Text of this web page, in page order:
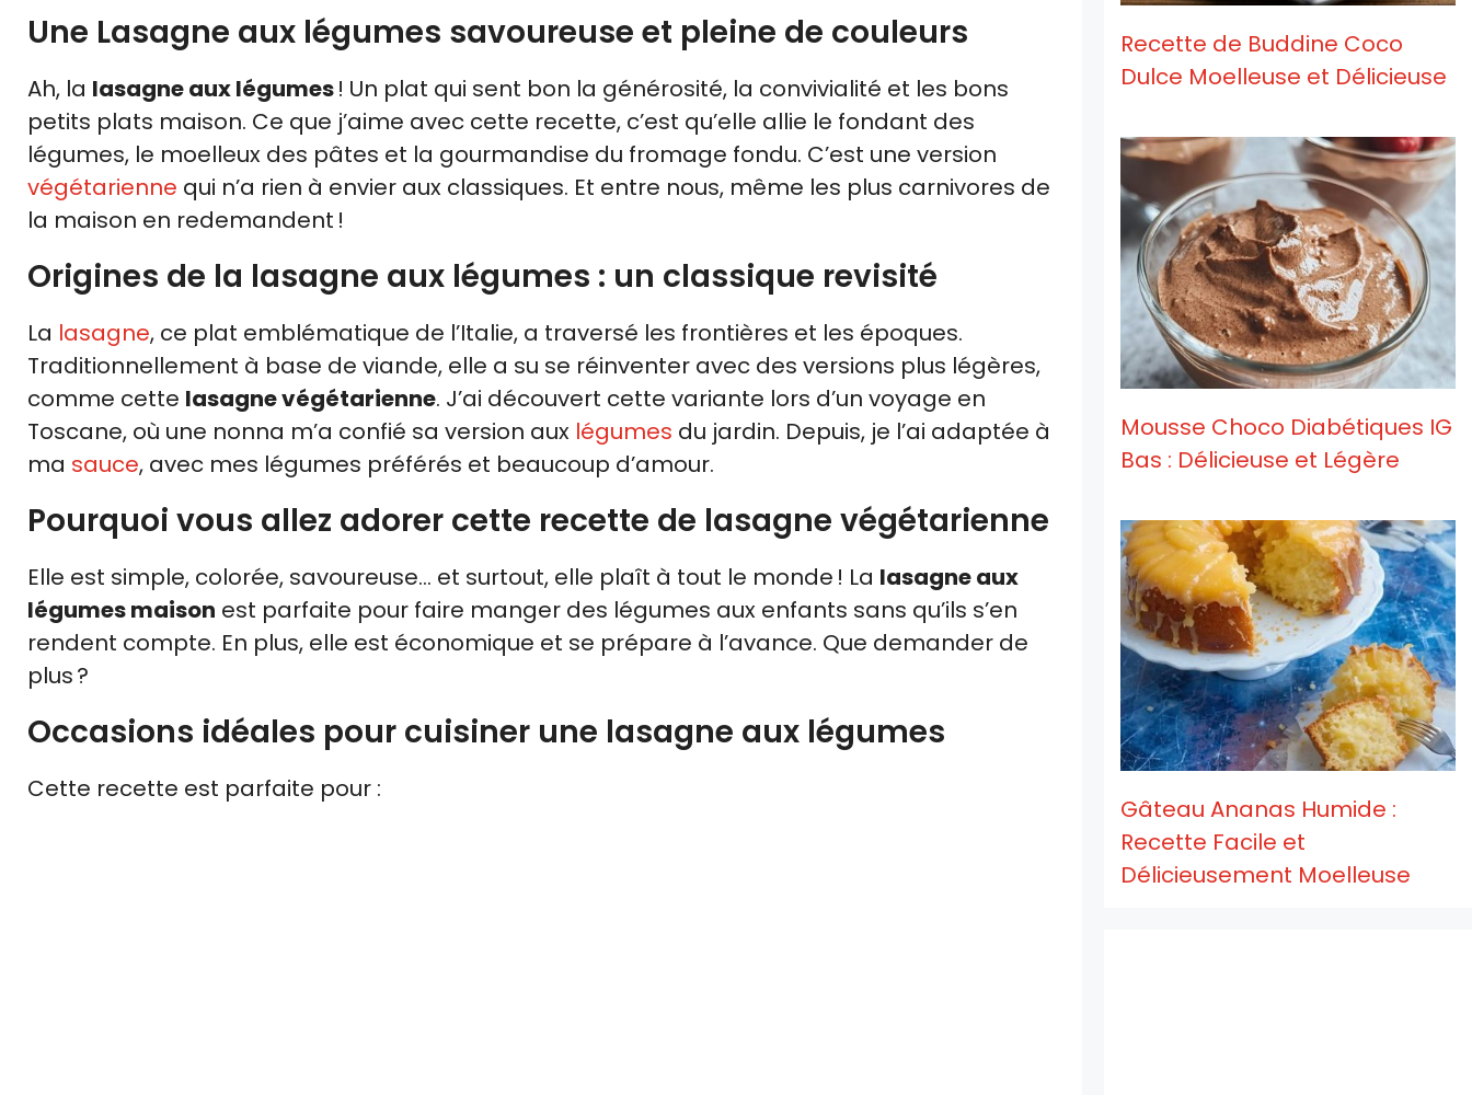
Une Lasagne aux légumes savoureuse et pleine de couleurs
Ah, la lasagne aux légumes! Un plat qui sent bon la générosité, la convivialité et les bons
petits plats maison. Ce que j’aime avec cette recette, c’est qu’elle allie le fondant des
légumes, le moelleux des pâtes et la gourmandise du fromage fondu. C’est une version
végétarienne qui n’a rien à envier aux classiques. Et entre nous, même les plus carnivores de
la maison en redemandent !
Origines de la lasagne aux légumes : un classique revisité
La lasagne, ce plat emblématique de l’Italie, a traversé les frontières et les époques.
Traditionnellement à base de viande, elle a su se réinventer avec des versions plus légères,
comme cette lasagne végétarienne. J’ai découvert cette variante lors d’un voyage en
Toscane, où une nonna m’a confié sa version aux légumes du jardin. Depuis, je l’ai adaptée à
ma sauce, avec mes légumes préférés et beaucoup d’amour.
Pourquoi vous allez adorer cette recette de lasagne végétarienne
Elle est simple, colorée, savoureuse… et surtout, elle plaît à tout le monde ! La lasagne aux
légumes maison est parfaite pour faire manger des légumes aux enfants sans qu’ils s’en
rendent compte. En plus, elle est économique et se prépare à l’avance. Que demander de
plus ?
Occasions idéales pour cuisiner une lasagne aux légumes
Cette recette est parfaite pour :
Recette de Buddine Coco
Dulce Moelleuse et Délicieuse
Mousse Choco Diabétiques IG
Bas : Délicieuse et Légère
Gâteau Ananas Humide :
Recette Facile et
Délicieusement Moelleuse